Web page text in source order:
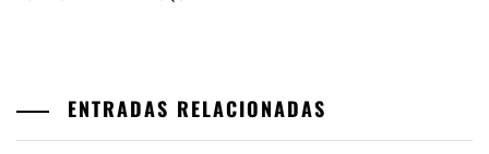
ENTRADAS RELACIONADAS